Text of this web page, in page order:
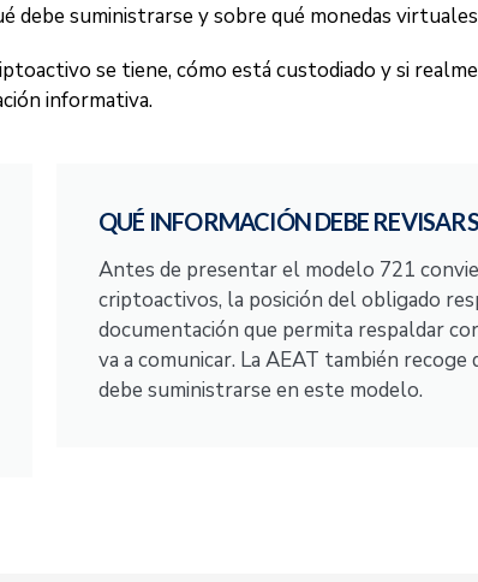
suministrarse y sobre qué monedas
se tiene, cómo está custodiado y si
informativa.
QUÉ INFORMACIÓN DEBE
Antes de presentar el modelo 721
criptoactivos, la posición del obligado
documentación que permita respaldar
va a comunicar. La AEAT también
debe suministrarse en este modelo.